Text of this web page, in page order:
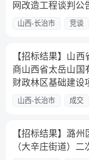
网改造工程谈判公
山西-长治市 竞谈
【招标结果】山
商山西省太岳山国
财政林区基础建设
山西-长治市 成交
【招标结果】潞
（大辛庄街道）